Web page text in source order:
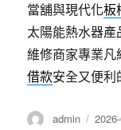
當舖與現代化板
太陽能熱水器產
維修商家專業
借款安全又便利
作
admin
發